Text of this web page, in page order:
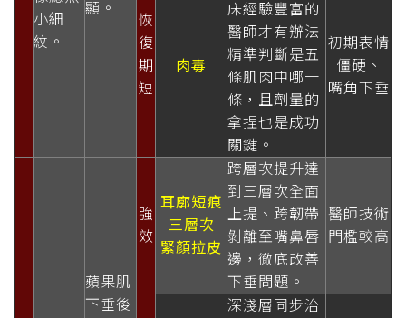
小細
紋。
顯。
恢
復
期
短
肉毒
床經驗豐富的
醫師才有辦法
精準判斷是五
條肌肉中哪一
條，且劑量的
拿捏也是成功
關鍵。
初期表情
僵硬、
嘴角下垂
蘋果肌
下垂後
強
效
耳廓短痕
三層次
緊顏拉皮
跨層次提升達
到三層次全面
上提、跨韌帶
剝離至嘴鼻唇
邊，徹底改善
下垂問題。
醫師技術
門檻較高
深淺層同步治